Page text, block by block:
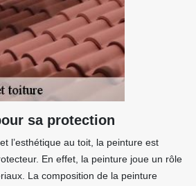
sa protection
l’esthétique au toit, la peinture est
En effet, la peinture joue un rôle
La composition de la peinture